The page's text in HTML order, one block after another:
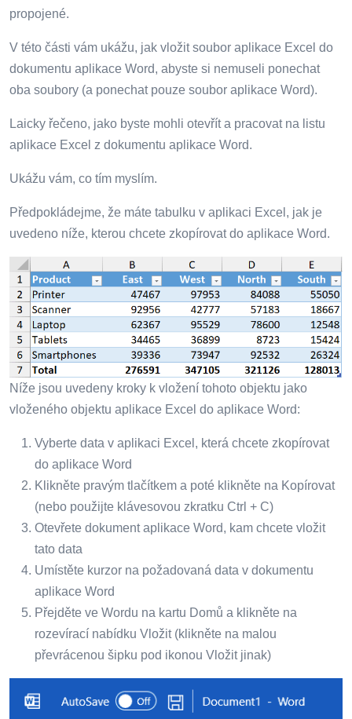
propojené.
V této části vám ukážu, jak vložit soubor aplikace Excel do
dokumentu aplikace Word, abyste si nemuseli ponechat
oba soubory (a ponechat pouze soubor aplikace Word).
Laicky řečeno, jako byste mohli otevřít a pracovat na listu
aplikace Excel z dokumentu aplikace Word.
Ukážu vám, co tím myslím.
Předpokládejme, že máte tabulku v aplikaci Excel, jak je
uvedeno níže, kterou chcete zkopírovat do aplikace Word.
Níže jsou uvedeny kroky k vložení tohoto objektu jako
vloženého objektu aplikace Excel do aplikace Word:
Vyberte data v aplikaci Excel, která chcete zkopírovat
do aplikace Word
Klikněte pravým tlačítkem a poté klikněte na Kopírovat
(nebo použijte klávesovou zkratku Ctrl + C)
Otevřete dokument aplikace Word, kam chcete vložit
tato data
Umístěte kurzor na požadovaná data v dokumentu
aplikace Word
Přejděte ve Wordu na kartu Domů a klikněte na
rozevírací nabídku Vložit (klikněte na malou
převrácenou šipku pod ikonou Vložit jinak)